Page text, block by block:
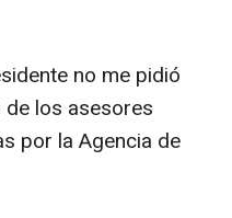
no me pidió
los asesores
por la Agencia de